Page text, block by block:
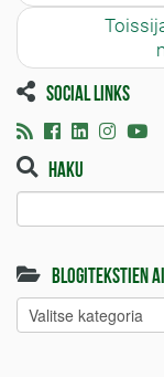
Social links
Haku
Blogitekstien
Blogitekstien
aiheet